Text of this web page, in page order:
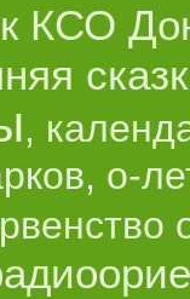
КСО
,
, о-